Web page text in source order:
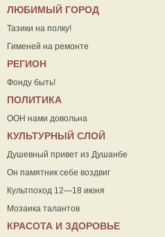
ЛЮБИМЫЙ ГОРОД
Тазики на полку!
Гименей на ремонте
РЕГИОН
Фонду быть!
ПОЛИТИКА
ООН нами довольна
КУЛЬТУРНЫЙ СЛОЙ
Душевный привет из Душанбе
Он памятник себе воздвиг
Культпоход 12—18 июня
Мозаика талантов
КРАСОТА И ЗДОРОВЬЕ